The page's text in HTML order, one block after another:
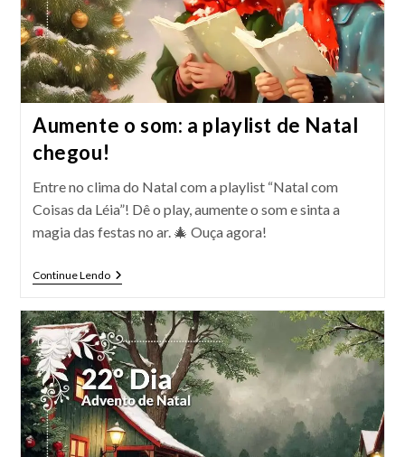
Aumente o som: a playlist de Natal
chegou!
Entre no clima do Natal com a playlist “Natal com
Coisas da Léia”! Dê o play, aumente o som e sinta a
magia das festas no ar. 🎄 Ouça agora!
Continue LendoAumente
O
A
Playlist
De
Natal
Chegou!